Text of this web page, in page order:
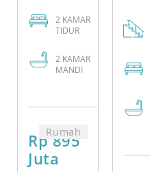
2 KAMAR
TIDUR
2 KAMAR
MANDI
Rp 895
Juta
Rumah